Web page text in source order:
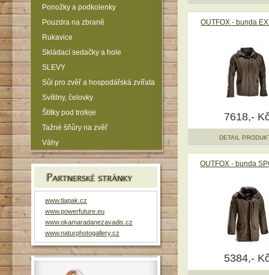
OUTFOX - bunda
7618,-
DETAIL
OUTFOX - bunda
5384,-
Ponožky a podkolenky
Pouzdra na zbraně
Rukavice
Skládací sedačky a hole
SLEVY
Sůl pro zvěř a hospodářská zvířata
Svítilny, čelovky
Štítky pod trofeje
Tažné šňůry na zvěř
Váhy
www.tlapak.cz
www.powerfuture.eu
www.okamaradanezavadis.cz
www.naturphotogallery.cz